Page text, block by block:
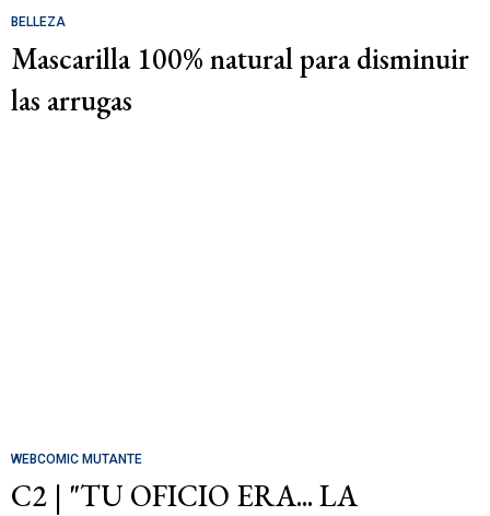
BELLEZA
Mascarilla 100% natural para disminuir
las arrugas
WEBCOMIC MUTANTE
C2 | "TU OFICIO ERA... LA